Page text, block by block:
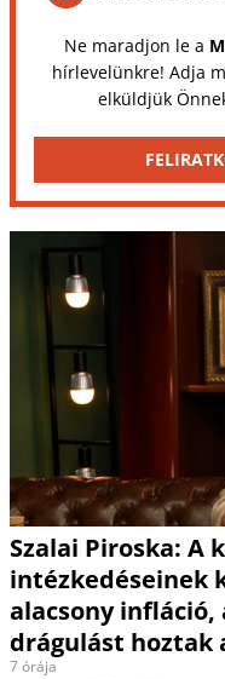
Ne maradjon le a
hírlevelünkre! Adja
elküldjük
Szalai Piroska: A
intézkedéseinek
alacsony infláció,
drágulást hoztak
7 órája